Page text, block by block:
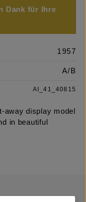
Dank für Ihre
1957
A/B
AI_41_40815
away display model
in beautiful